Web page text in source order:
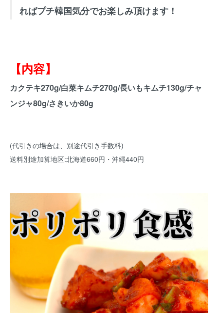
ればプチ韓国気分でお楽しみ頂けます！
【内容】
カクテキ270g/白菜キムチ270g/長いもキムチ130g/チャ
ンジャ80g/さきいか80g
(代引きの場合は、別途代引き手数料)
送料別途加算地区:北海道660円・沖縄440円